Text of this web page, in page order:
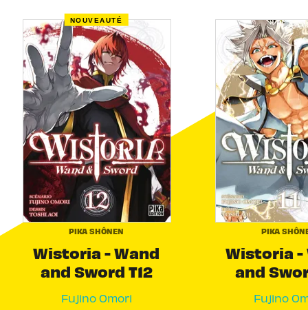
NOUVEAUTÉ
PIKA SHÔNEN
Wistoria - Wand
and Sword T12
Fujino Omori
PIKA
Wistoria -
and
Fujino